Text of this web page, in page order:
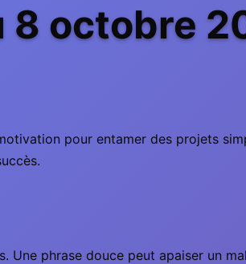
octobre
pour entamer des projets
phrase douce peut apaiser un